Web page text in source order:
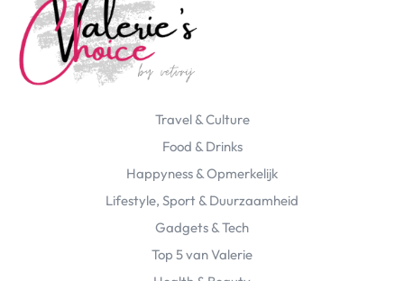
Travel & Culture
Food & Drinks
Happyness & Opmerkelijk
Lifestyle, Sport & Duurzaamheid
Gadgets & Tech
Top 5 van Valerie